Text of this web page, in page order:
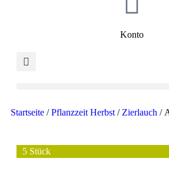
Konto
Startseite /Pflanzzeit Herbst / Zierlauch /
5 Stück